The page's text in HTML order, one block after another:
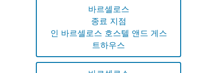
바르셀로스
종료 지점
인 바르셀로스 호스텔 앤드 게스
트하우스